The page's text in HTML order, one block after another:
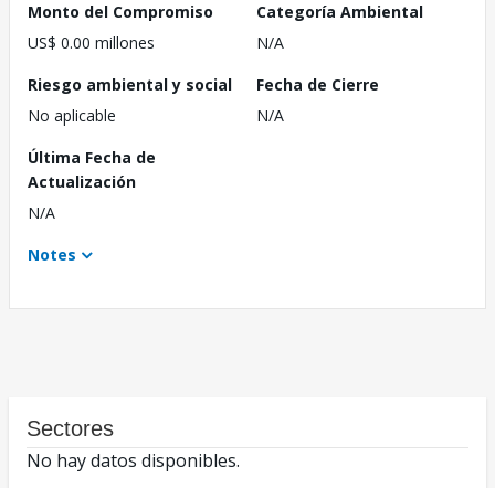
Monto del Compromiso
US$ 0.00 millones
Categoría Ambiental
N/A
Riesgo ambiental y social
No aplicable
Fecha de Cierre
N/A
Última Fecha de
Actualización
N/A
Notes
Sectores
No hay datos disponibles.